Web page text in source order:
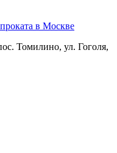
Томилино, ул. Гоголя,